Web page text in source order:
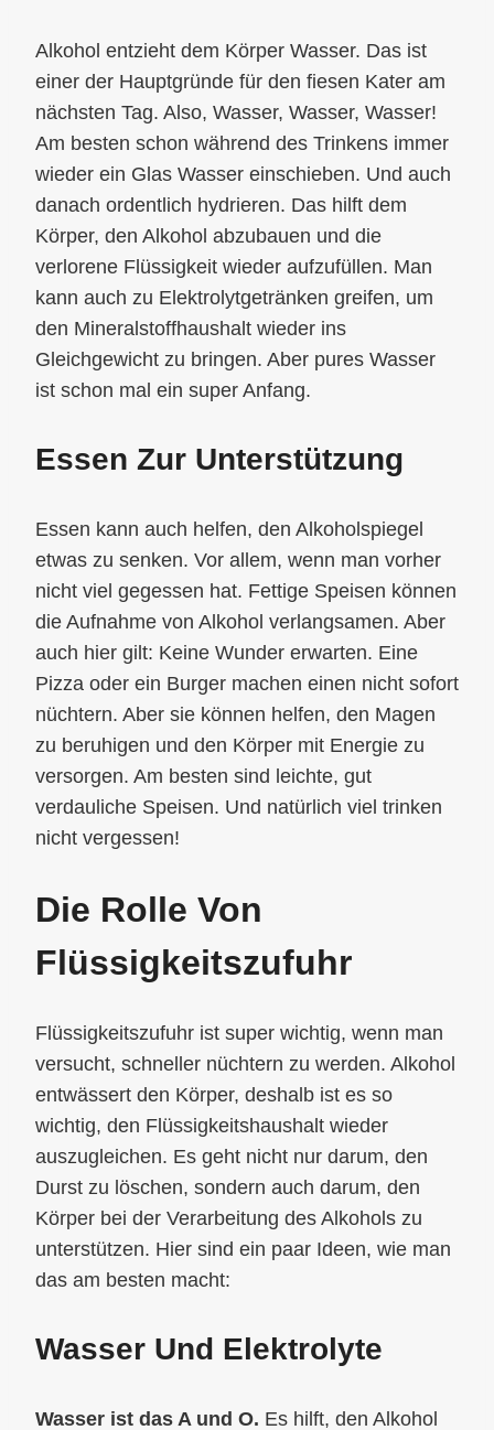
Alkohol entzieht dem Körper Wasser. Das ist
einer der Hauptgründe für den fiesen Kater am
nächsten Tag. Also, Wasser, Wasser, Wasser!
Am besten schon während des Trinkens immer
wieder ein Glas Wasser einschieben. Und auch
danach ordentlich hydrieren. Das hilft dem
Körper, den Alkohol abzubauen und die
verlorene Flüssigkeit wieder aufzufüllen. Man
kann auch zu Elektrolytgetränken greifen, um
den Mineralstoffhaushalt wieder ins
Gleichgewicht zu bringen. Aber pures Wasser
ist schon mal ein super Anfang.
Essen Zur Unterstützung
Essen kann auch helfen, den Alkoholspiegel
etwas zu senken. Vor allem, wenn man vorher
nicht viel gegessen hat. Fettige Speisen können
die Aufnahme von Alkohol verlangsamen. Aber
auch hier gilt: Keine Wunder erwarten. Eine
Pizza oder ein Burger machen einen nicht sofort
nüchtern. Aber sie können helfen, den Magen
zu beruhigen und den Körper mit Energie zu
versorgen. Am besten sind leichte, gut
verdauliche Speisen. Und natürlich viel trinken
nicht vergessen!
Die Rolle Von
Flüssigkeitszufuhr
Flüssigkeitszufuhr ist super wichtig, wenn man
versucht, schneller nüchtern zu werden. Alkohol
entwässert den Körper, deshalb ist es so
wichtig, den Flüssigkeitshaushalt wieder
auszugleichen. Es geht nicht nur darum, den
Durst zu löschen, sondern auch darum, den
Körper bei der Verarbeitung des Alkohols zu
unterstützen. Hier sind ein paar Ideen, wie man
das am besten macht:
Wasser Und Elektrolyte
Wasser ist das A und O. Es hilft, den Alkohol